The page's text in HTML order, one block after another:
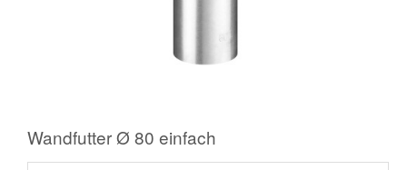
Wandfutter Ø 80 einfach